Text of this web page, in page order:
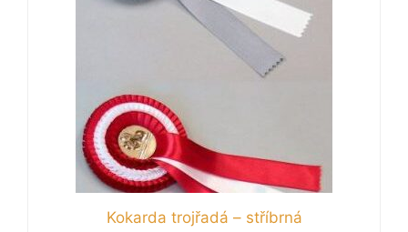
Kokarda trojřadá – stříbrná